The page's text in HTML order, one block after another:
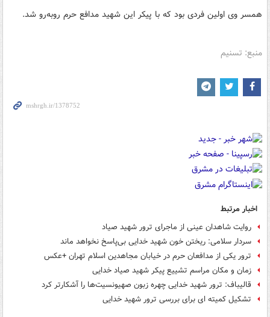
همسر وی اولین فردی بود که با پیکر این شهید مدافع حرم روبه‌رو شد.
منبع: تسنیم
اخبار مرتبط
روایت شاهدان عینی از ماجرای ترور شهید صیاد
سردار سلامی: ریختن خون شهید خدایی بی‌پاسخ نخواهد ماند
ترور یکی از مدافعان حرم در خیابان مجاهدین اسلام تهران +عکس
زمان و مکان مراسم تشییع پیکر شهید صیاد خدایی
قالیباف: ترور شهید خدایی چهره زبون صهیونسیت‌ها را آشکارتر کرد
تشکیل کمیته ای برای بررسی ترور شهید خدایی